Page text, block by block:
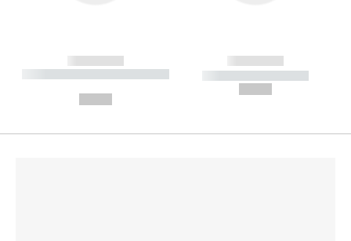
------------
----------- ----------- --------
------------
----------- -----------